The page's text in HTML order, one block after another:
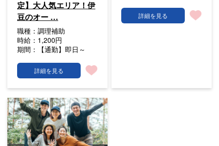
定】大人気エリア！伊
豆のオー …
職種： 調理補助
時給： 1,200円
期間：
【通勤】即日～
詳細を見る
詳細を見る